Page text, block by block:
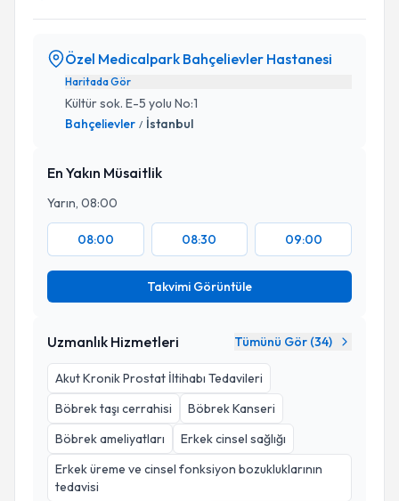
Özel Medicalpark Bahçelievler Hastanesi
Haritada Gör
Kültür sok. E-5 yolu No:1
Bahçelievler / İstanbul
En Yakın Müsaitlik
Yarın, 08:00
08:00 08:30 09:00
Takvimi Görüntüle
Uzmanlık Hizmetleri Tümünü Gör (34)
Akut Kronik Prostat İltihabı Tedavileri
Böbrek taşı cerrahisi
Böbrek Kanseri
Böbrek ameliyatları
Erkek cinsel sağlığı
Erkek üreme ve cinsel fonksiyon bozukluklarının
tedavisi